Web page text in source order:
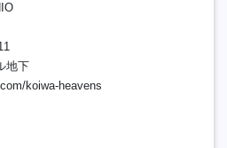
地下
koiwa-heavens